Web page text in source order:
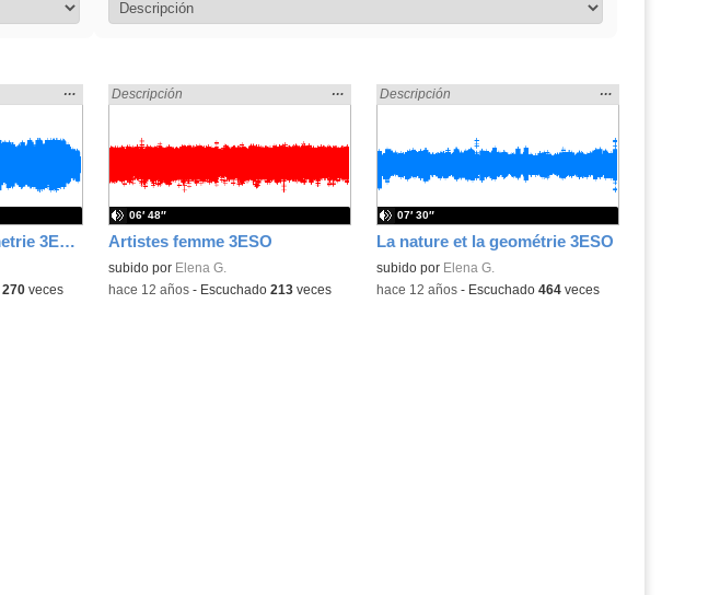
Architecture et géometrie 3ESO
Mostrar
la
de la
…
270veces
Artistes femme 3ESO
Encontrado «3ESO» en:
Descripción
Mostrar
la
de la
…
subido por Elena G.
06′ 48″
-hace 12 años- Escuchado 213veces
La nature et la geométrie 3ESO
Encontrado «3ESO» en:
Descripción
Mostrar
la
de la
…
subido por Elena G.
07′ 30″
-hace 12 años- Escuchado 464veces